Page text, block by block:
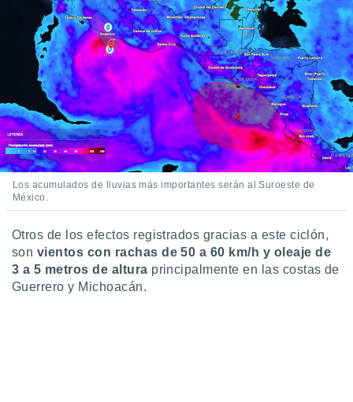
traten tus
en
interés
a lo que
Para
u
datos
momento
en
en
Los acumulados de lluvias más importantes serán al Suroeste de
México.
Otros de los efectos registrados gracias a este ciclón,
son vientos con rachas de 50 a 60 km/h y oleaje de
3 a 5 metros de altura principalmente en las costas de
Guerrero y Michoacán.